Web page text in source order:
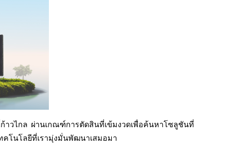
าวไกล ผ่านเกณฑ์การตัดสินที่เข้มงวดเพื่อค้นหาโซลูชันที่
คโนโลยีที่เรามุ่งมั่นพัฒนาเสมอมา